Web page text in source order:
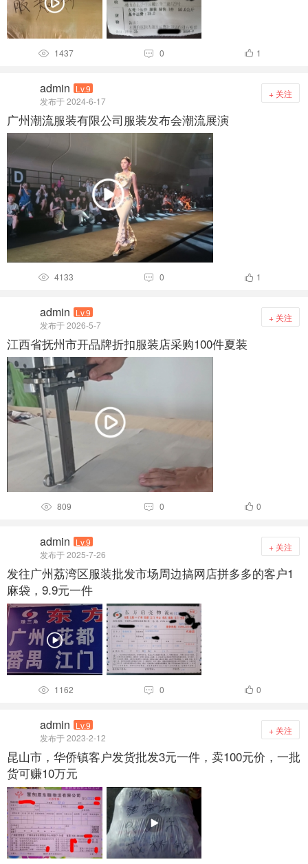
 1437  0  1
admin Lv.9
发布于 2024-6-17
+ 关注
广州潮流服装有限公司服装发布会潮流展演
 4133  0  1
admin Lv.9
发布于 2026-5-7
+ 关注
江西省抚州市开品牌折扣服装店采购100件夏装
 809  0  0
admin Lv.9
发布于 2025-7-26
+ 关注
发往广州荔湾区服装批发市场周边搞网店拼多多的客户1
麻袋，9.9元一件
 1162  0  0
admin Lv.9
发布于 2023-2-12
+ 关注
昆山市，华侨镇客户发货批发3元一件，卖100元价，一批
货可赚10万元